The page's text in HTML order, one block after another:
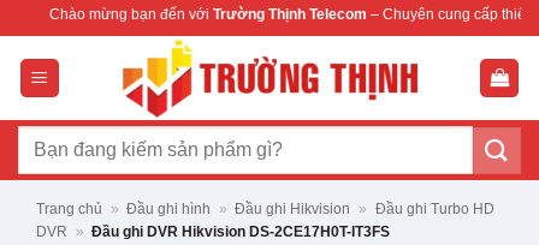
dung
bạn đến vớiTrường Thịnh Telecom– Chuyên cung cấp thiết bị mạng &
Tìm
Trang chủ » Đầu ghi hình » Đầu ghi Hikvision » Đầu ghi Turbo HD
DVR
» Đầu ghi DVR Hikvision DS-2CE17H0T-IT3FS